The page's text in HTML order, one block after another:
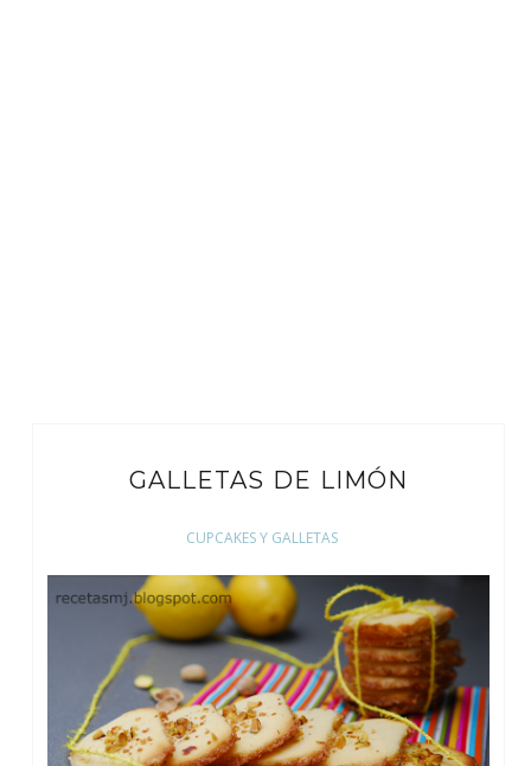
GALLETAS DE LIMÓN
CUPCAKES Y GALLETAS